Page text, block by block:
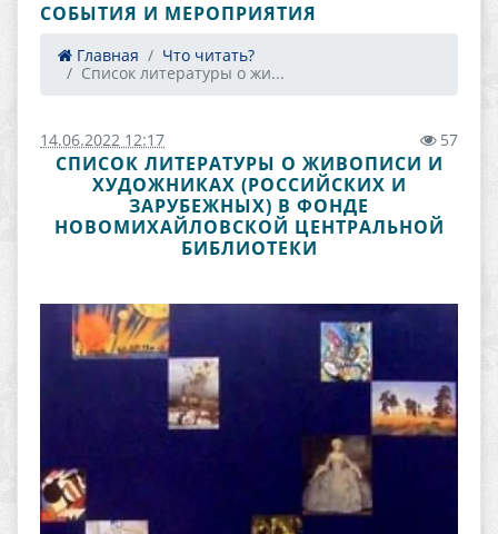
СОБЫТИЯ И МЕРОПРИЯТИЯ
Главная
Что читать?
Список литературы о жи...
14.06.2022 12:17 57
СПИСОК ЛИТЕРАТУРЫ О ЖИВОПИСИ И
ХУДОЖНИКАХ (РОССИЙСКИХ И
ЗАРУБЕЖНЫХ) В ФОНДЕ
НОВОМИХАЙЛОВСКОЙ ЦЕНТРАЛЬНОЙ
БИБЛИОТЕКИ